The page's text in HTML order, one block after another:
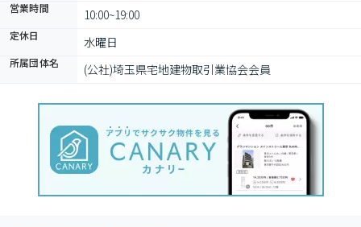
営業時間 10:00~19:00
定休日 水曜日
所属団体名 (公社)埼玉県宅地建物取引業協会会員